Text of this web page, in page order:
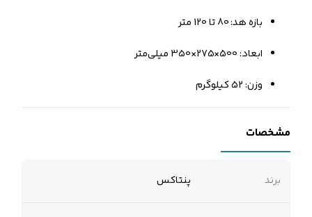
بازه هد: 80 تا 120 متر
ابعاد: 500×275×350 میلی‌متر
وزن: 52 کیلوگرم
مشخصات
برند پنتاکس